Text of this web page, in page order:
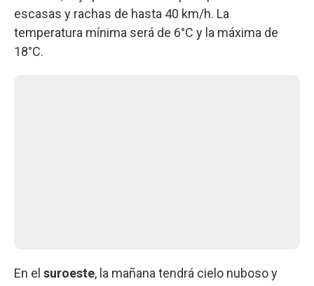
escasas y rachas de hasta 40 km/h. La
temperatura mínima será de 6°C y la máxima de
18°C.
En el suroeste, la mañana tendrá cielo nuboso y